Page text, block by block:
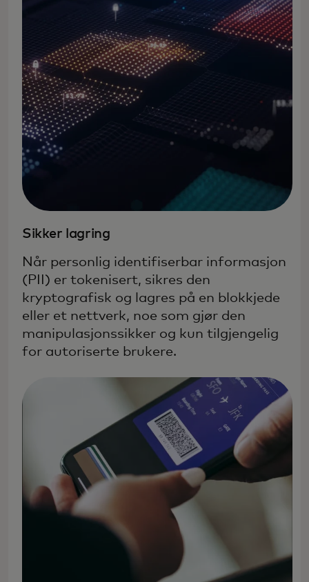
Sikker lagring
Når personlig identifiserbar informasjon
(PII) er tokenisert, sikres den
kryptografisk og lagres på en blokkjede
eller et nettverk, noe som gjør den
manipulasjonssikker og kun tilgjengelig
for autoriserte brukere.